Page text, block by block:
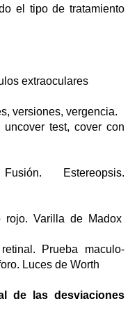
el tipo de tratamiento
extraoculares
versiones, vergencia.
uncover test, cover con
Estereopsis.
Varilla de Madox
Prueba maculo-
Luces de Worth
de las desviaciones